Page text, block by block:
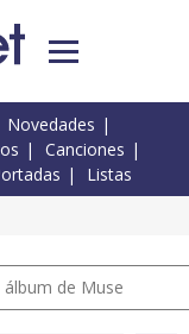
Novedades
Canciones
Listas
de Muse